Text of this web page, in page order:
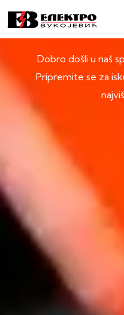
Dobro došli u naš
Pripremite se za